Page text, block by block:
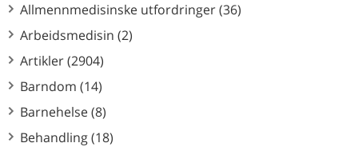
Allmennmedisinske utfordringer (36)
Arbeidsmedisin (2)
Artikler (2904)
Barndom (14)
Barnehelse (8)
Behandling (18)